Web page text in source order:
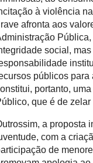
à violência
afronta aos
social,
públicos para
portanto,
que é de
a proposta
com a
de